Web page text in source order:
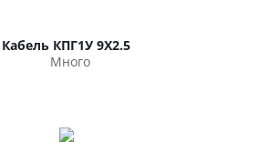
Кабель КПГ1У 9Х2.5
Много